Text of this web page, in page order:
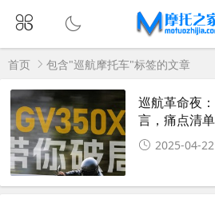
首页 包含"巡航摩托车"标签的文章
巡航革命夜
言，痛点清
2025-04-22